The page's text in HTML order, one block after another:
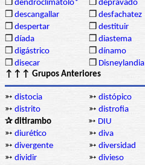
❒ dendroclimatolo* ❒ depravado
❒ descangallar ❒ desfachatez
❒ despertar ❒ destituir
❒ díada ❒ diastema
❒ digástrico ❒ dínamo
❒ disecar ❒ Disneylandia
↑↑↑ Grupos Anteriores
➳ distocia ➳ distópico
➳ distrito ➳ distrofia
✰ ditirambo
➳ DIU
➳ diurético ➳ diva
➳ divergente ➳ diversidad
➳ dividir ➳ divieso